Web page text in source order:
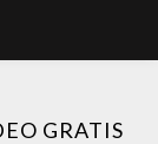
GRATIS